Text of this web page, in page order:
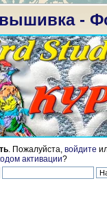
-
. Пожалуйста, войдите
активации?